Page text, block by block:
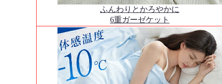
ふんわりとかろやかに
6重ガーゼケット